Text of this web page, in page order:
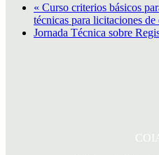
« Curso criterios básicos
técnicas para licitaciones
Jornada Técnica sobre